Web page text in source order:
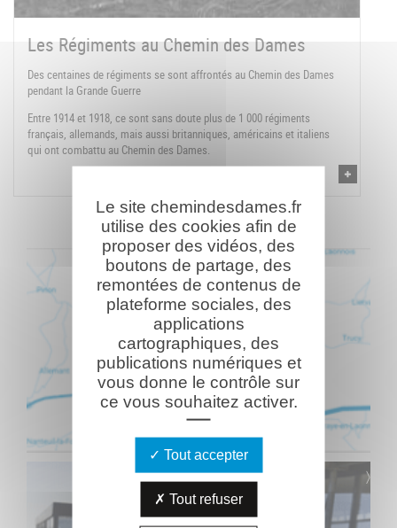
Les Régiments au Chemin des Dames
Des centaines de régiments se sont affrontés au Chemin des Dames
pendant la Grande Guerre
Entre 1914 et 1918, ce sont sans doute plus de 1 000 régiments
français, allemands, mais aussi britanniques, américains et italiens
qui ont combattu au Chemin des Dames.
Le site chemindesdames.fr
utilise des cookies afin de
proposer des vidéos, des
boutons de partage, des
remontées de contenus de
plateforme sociales, des
applications
cartographiques, des
publications numériques et
vous donne le contrôle sur
ce vous souhaitez activer.
Tout accepter
Tout refuser